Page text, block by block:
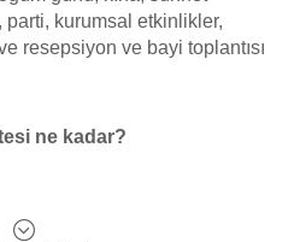
kurumsal etkinlikler,
resepsiyon ve bayi toplantısı
ne kadar?